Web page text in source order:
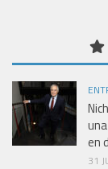
en
31